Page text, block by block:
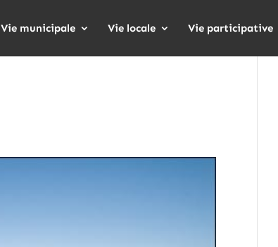
Vie municipale Vie locale Vie participative